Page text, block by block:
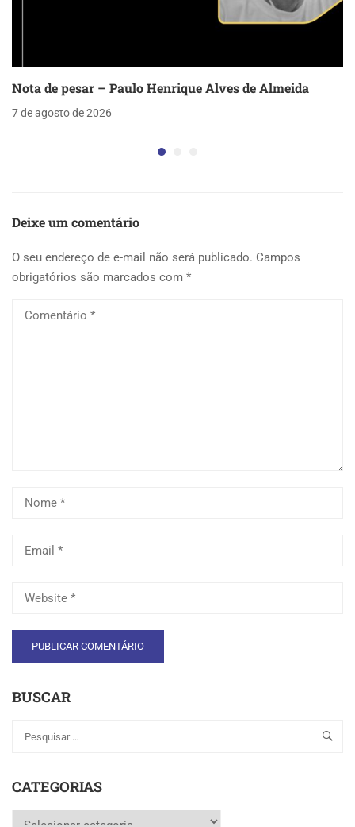
Nota de pesar – Paulo Henrique Alves de Almeida
7 de agosto de 2026
Deixe um comentário
O seu endereço de e-mail não será publicado. Campos
obrigatórios são marcados com *
BUSCAR
CATEGORIAS
Categorias